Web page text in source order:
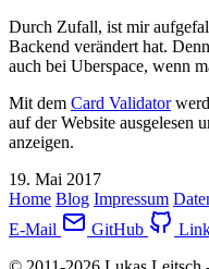
Durch Zufall, ist mir
Backend verändert hat.
auch bei Uberspace, wenn
Mit dem Card Validator
auf der Website ausgelesen
anzeigen.
19. Mai 2017
Home Blog Impressum
E-Mail
GitHub